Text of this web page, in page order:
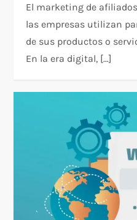
El marketing de
las empresas utilizan
de sus productos o
En la era digital, […]